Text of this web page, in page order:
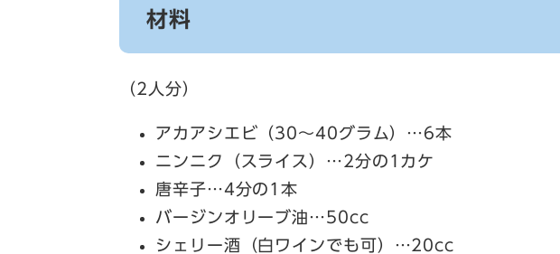
材料
（2人分）
アカアシエビ（30～40グラム）…6本
ニンニク（スライス）…2分の1カケ
唐辛子…4分の1本
バージンオリーブ油…50cc
シェリー酒（白ワインでも可）…20cc